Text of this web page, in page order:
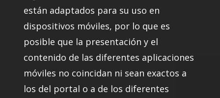
están adaptados para su uso en
dispositivos móviles, por lo que es
posible que la presentación y el
contenido de las diferentes aplicaciones
móviles no coincidan ni sean exactos a
los del portal o a de los diferentes